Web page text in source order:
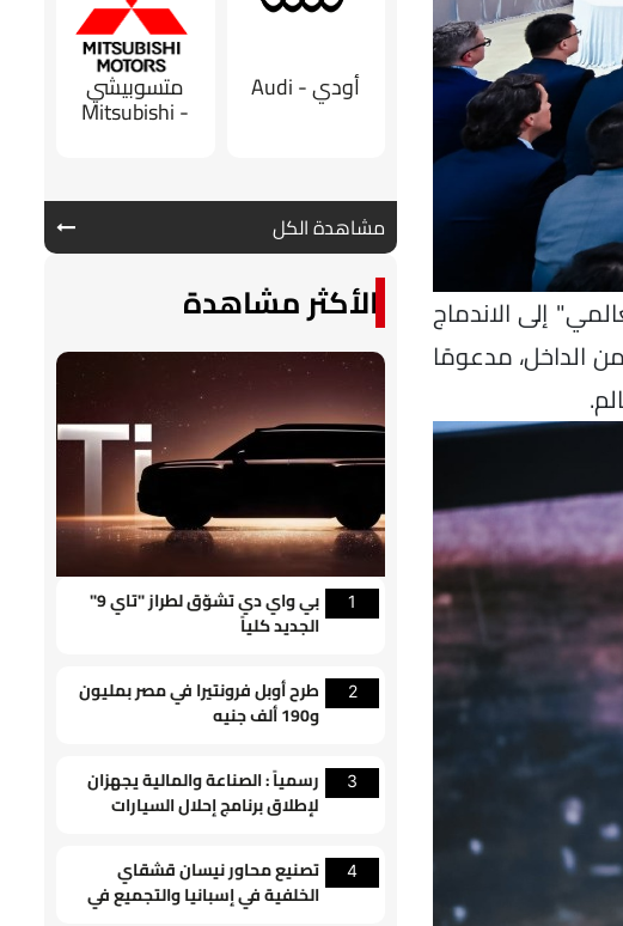
إلى الاندماج
الداخل، مدعومًا
أودي - Audi متسوبيشي
- Mitsubishi
مشاهدة الكل
الأكثر مشاهدة
1
بي واي دي تشوّق لطراز "تاي 9"
الجديد كلياً
2
طرح أوبل فرونتيرا في مصر بمليون
و190 ألف جنيه
3
رسمياً : الصناعة والمالية يجهزان
لإطلاق برنامج إحلال السيارات
4
تصنيع محاور نيسان قشقاي
الخلفية في إسبانيا والتجميع في